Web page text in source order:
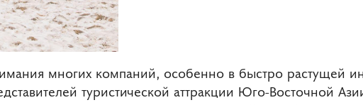
многих компаний, особенно в быстро растущей
туристической аттракции Юго-Восточной